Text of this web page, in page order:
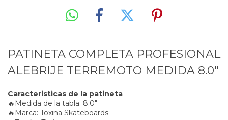
PATINETA COMPLETA PROFESIONAL
ALEBRIJE TERREMOTO MEDIDA 8.0"
Caracteristicas de la patineta
🔥Medida de la tabla: 8.0"
🔥Marca: Toxina Skateboards